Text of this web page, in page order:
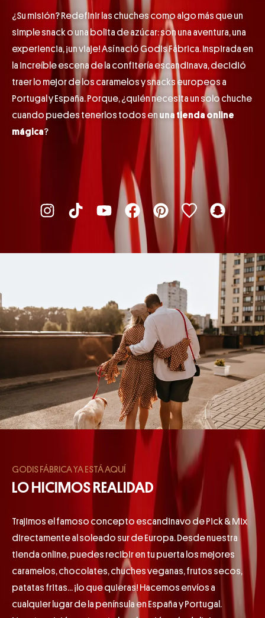
¿Su misión? Redefinir las chuches como algo más que un
simple snack o una bolita de azúcar: son una aventura, una
experiencia, ¡un viaje! Así nació Godis Fábrica. Inspirada en
la increíble escena de la confitería escandinava, decidió
traer lo mejor de los caramelos y snacks europeos a
Portugal y España. Porque, ¿quién necesita un solo chuche
cuando puedes tenerlos todos en una tienda online
mágica?
GODIS FÁBRICA YA ESTÁ AQUÍ
LO HICIMOS REALIDAD
Trajimos el famoso concepto escandinavo de Pick & Mix
directamente al soleado sur de Europa. Desde nuestra
tienda online, puedes recibir en tu puerta los mejores
caramelos, chocolates, chuches veganas, frutos secos,
patatas fritas... ¡lo que quieras! Hacemos envíos a
cualquier lugar de la península en España y Portugal.